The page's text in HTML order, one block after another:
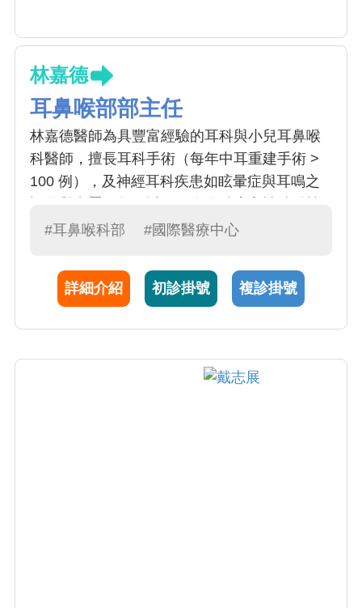
林嘉德
耳鼻喉部部主任
林嘉德醫師為具豐富經驗的耳科與小兒耳鼻喉
科醫師，擅長耳科手術（每年中耳重建手術 >
100 例），及神經耳科疾患如眩暈症與耳鳴之
姿勢眩暈病患 > 50例，並與本院神經部合作，
療模式，為少數具小兒呼吸道評估與重建經驗
之專家。目前更進一步研發國內唯一耳蝸缺血
#耳鼻喉科部 #國際醫療中心
詳細介紹 初診掛號 複診掛號